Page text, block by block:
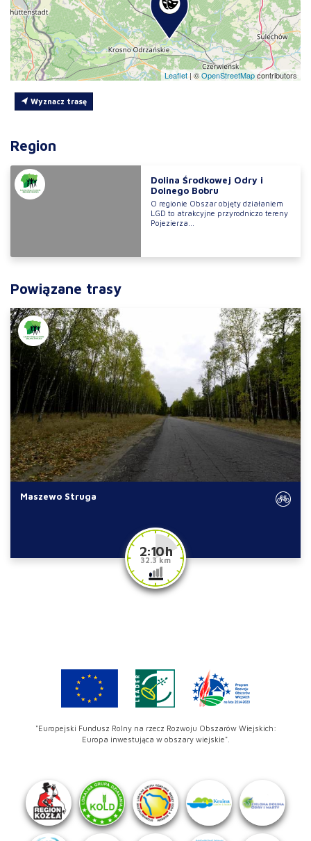
Leaflet|©OpenStreetMapcontributors
Wyznacz trasę
Region
Dolina Środkowej Odry i
Dolnego Bobru
O regionie Obszar objęty działaniem
LGD to atrakcyjne przyrodniczo tereny
Pojezierza...
Powiązane trasy
Maszewo Struga
2:10 h
32.3 km
"Europejski Fundusz Rolny na rzecz Rozwoju Obszarów Wiejskich:
Europa inwestująca w obszary wiejskie".